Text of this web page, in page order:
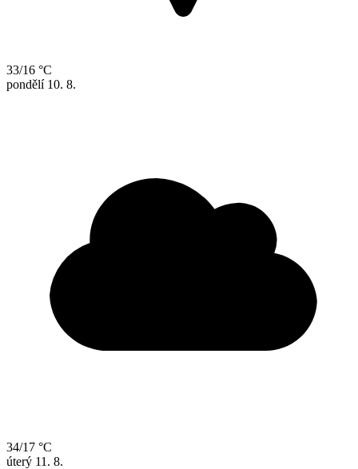
33/16 °C
pondělí 10. 8.
34/17 °C
úterý 11. 8.